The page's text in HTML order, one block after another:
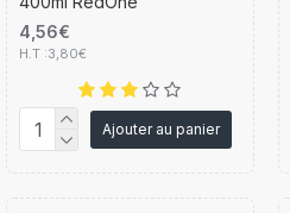
4,56€
H.T :3,80€
Ajouter au panier